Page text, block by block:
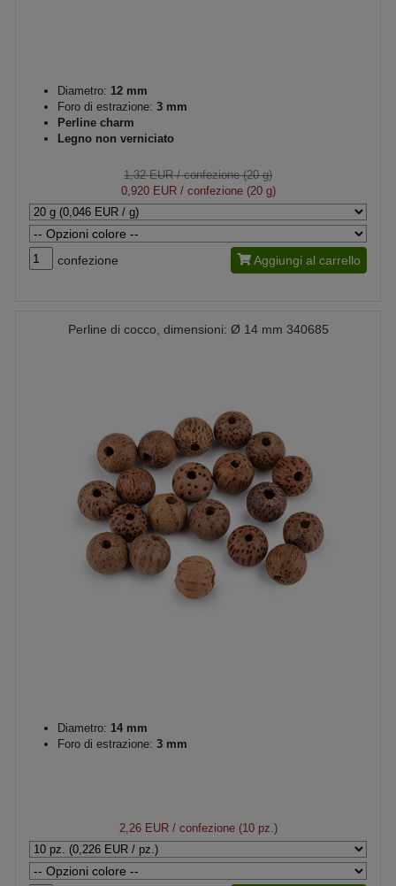
Diametro: 12 mm
Foro di estrazione: 3 mm
Perline charm
Legno non verniciato
1,32 EUR/ confezione (20 g)
0,920 EUR/ confezione (20 g)
confezione Aggiungi al carrello
Perline di cocco, dimensioni: Ø 14 mm 340685
Diametro: 14 mm
Foro di estrazione: 3 mm
2,26 EUR/ confezione (10 pz.)